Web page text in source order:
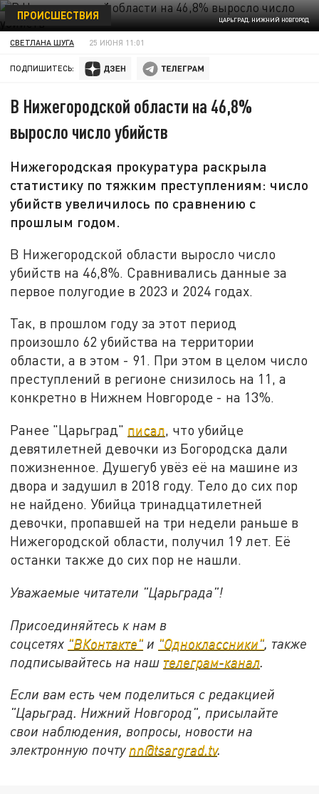
ЦАРЬГРАД. НИЖНИЙ НОВГОРОД
ПРОИСШЕСТВИЯ
СВЕТЛАНА ШУГА 25 ИЮНЯ 11:01
ПОДПИШИТЕСЬ:
В Нижегородской области на 46,8%
выросло число убийств
Нижегородская прокуратура раскрыла
статистику по тяжким преступлениям: число
убийств увеличилось по сравнению с
прошлым годом.
В Нижегородской области выросло число
убийств на 46,8%. Сравнивались данные за
первое полугодие в 2023 и 2024 годах.
Так, в прошлом году за этот период
произошло 62 убийства на территории
области, а в этом - 91. При этом в целом число
преступлений в регионе снизилось на 11, а
конкретно в Нижнем Новгороде - на 13%.
Ранее "Царьград" писал, что убийце
девятилетней девочки из Богородска дали
пожизненное. Душегуб увёз её на машине из
двора и задушил в 2018 году. Тело до сих пор
не найдено. Убийца тринадцатилетней
девочки, пропавшей на три недели раньше в
Нижегородской области, получил 19 лет. Её
останки также до сих пор не нашли.
Уважаемые читатели "Царьграда"!
Присоединяйтесь к нам в
соцсетях "ВКонтакте" и "Одноклассники" , также
подписывайтесь на наш телеграм-канал
Если вам есть чем поделиться с редакцией
"Царьград. Нижний Новгород", присылайте
свои наблюдения, вопросы, новости на
электронную почту nn@tsargrad.tv.